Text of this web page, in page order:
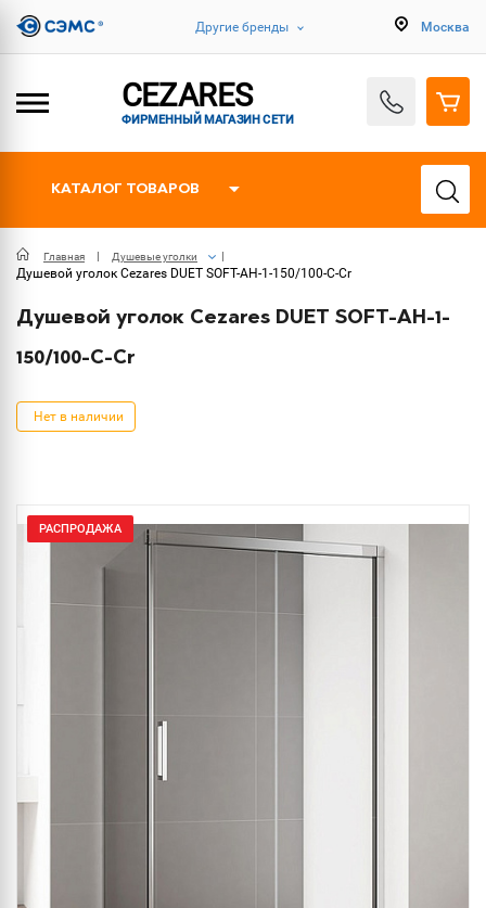
Другие бренды Москва
CEZARES
ФИРМЕННЫЙ МАГАЗИН СЕТИ
КАТАЛОГ ТОВАРОВ
Главная Душевые уголки
Душевой уголок Cezares DUET SOFT-AH-1-150/100-C-Cr
Душевой уголок Cezares DUET SOFT-AH-1-
150/100-C-Cr
Нет в наличии
РАСПРОДАЖА